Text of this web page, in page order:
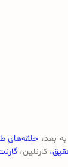
بعد، حلقه‌های
کارنلین،